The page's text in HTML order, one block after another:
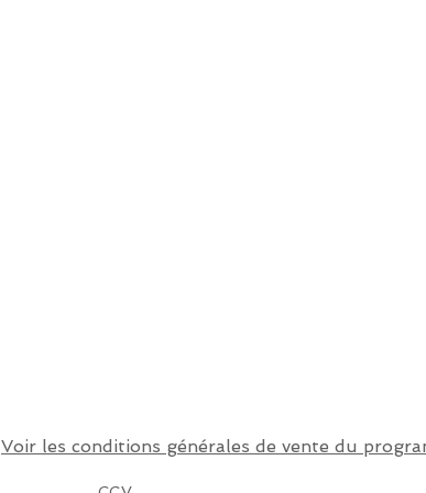
Voir les conditions générales de vente du